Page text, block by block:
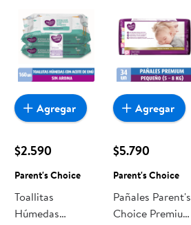
$2.590
Parent's Choice
Toallitas
Húmedas
Agregar
$5.790
Parent's Choice
Pañales Parent's
Choice Premium
Agregar